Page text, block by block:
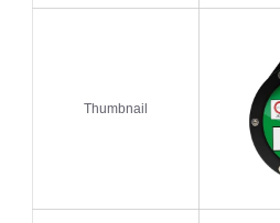
Thumbnail